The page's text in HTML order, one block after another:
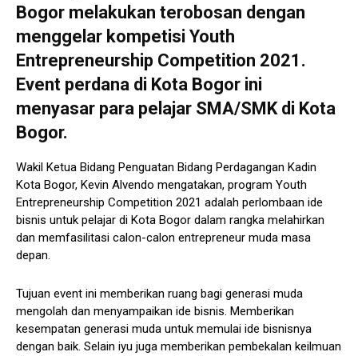
Bogor melakukan terobosan dengan
menggelar kompetisi Youth
Entrepreneurship Competition 2021.
Event perdana di Kota Bogor ini
menyasar para pelajar SMA/SMK di Kota
Bogor.
Wakil Ketua Bidang Penguatan Bidang Perdagangan Kadin
Kota Bogor, Kevin Alvendo mengatakan, program Youth
Entrepreneurship Competition 2021 adalah perlombaan ide
bisnis untuk pelajar di Kota Bogor dalam rangka melahirkan
dan memfasilitasi calon-calon entrepreneur muda masa
depan.
Tujuan event ini memberikan ruang bagi generasi muda
mengolah dan menyampaikan ide bisnis. Memberikan
kesempatan generasi muda untuk memulai ide bisnisnya
dengan baik. Selain iyu juga memberikan pembekalan keilmuan